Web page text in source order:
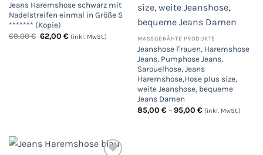
Jeans Haremshose schwarz mit
Nadelstreifen einmal in Größe S
******* (Kopie)
69,00€ Ursprünglicher
Preis
62,00 €Aktueller
(inkl. MwSt.) MASSGENÄHTE PRODUKTE
Jeanshose Frauen, Haremshose
Jeans, Pumphose Jeans,
Sarouelhose, Jeans
Haremshose,Hose plus size,
weite Jeanshose, bequeme
Jeans Damen
85,00 € – 95,00 €Preisspanne:
(inkl. MwSt.)